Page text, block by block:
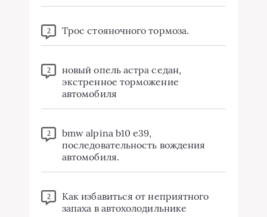
2 Трос стояночного тормоза.
2
новый опель астра седан,
экстренное торможение
автомобиля
2
bmw alpina b10 e39,
последовательность вождения
автомобиля.
2
Как избавиться от неприятного
запаха в автохолодильнике